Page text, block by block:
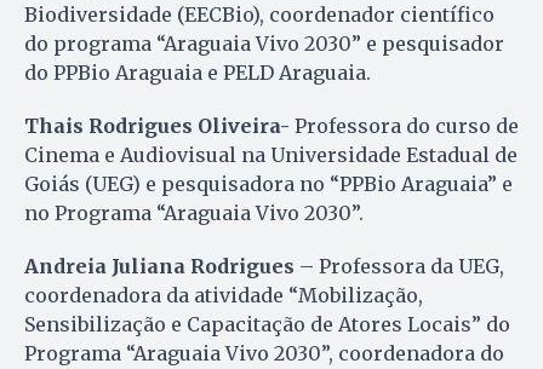
Biodiversidade (EECBio), coordenador científico
do programa “Araguaia Vivo 2030” e pesquisador
do PPBio Araguaia e PELD Araguaia.
Thais Rodrigues Oliveira- Professora do curso de
Cinema e Audiovisual na Universidade Estadual de
Goiás (UEG) e pesquisadora no “PPBio Araguaia” e
no Programa “Araguaia Vivo 2030”.
Andreia Juliana Rodrigues – Professora da UEG,
coordenadora da atividade “Mobilização,
Sensibilização e Capacitação de Atores Locais” do
Programa “Araguaia Vivo 2030”, coordenadora do